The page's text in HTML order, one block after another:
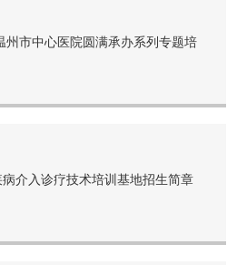
州市中心医院圆满承办系列专题培
介入诊疗技术培训基地招生简章